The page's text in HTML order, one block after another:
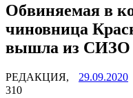
Обвиняемая в
чиновница
вышла из СИЗО
РЕДАКЦИЯ, 29.09.2020
310